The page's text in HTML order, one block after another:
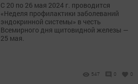
С 20 по 26 мая 2024 г. проводится
«Неделя профилактики заболеваний
эндокринной системы» в честь
Всемирного дня щитовидной железы —
25 мая.
547 0 0